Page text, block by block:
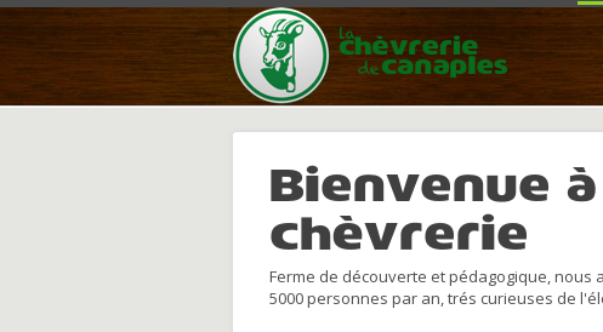
Bienvenue
chèvrerie
Ferme de découverte et pédagogique, nous
5000 personnes par an, trés curieuses de